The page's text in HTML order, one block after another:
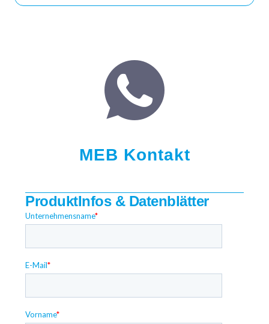
MEB Kontakt
ProduktInfos & Datenblätter